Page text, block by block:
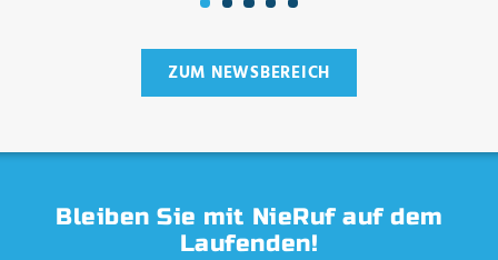
ZUM NEWSBEREICH
Bleiben Sie mit NieRuf auf dem
Laufenden!